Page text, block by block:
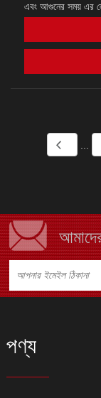
এবং আগুনের সময় এর
পণ্য